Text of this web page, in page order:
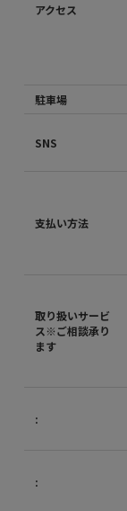
アクセス
駐車場
SNS
支払い方法
取り扱いサービ
ス※ご相談承り
ます
:
: